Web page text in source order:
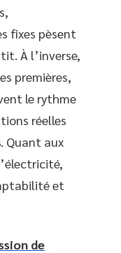
fixes pèsent
À l’inverse,
premières,
le rythme
réelles
Quant aux
et
de